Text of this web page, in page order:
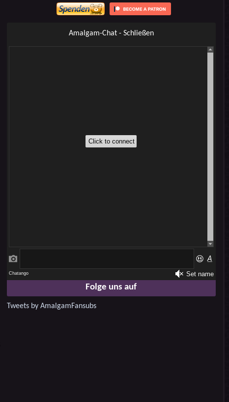
Amalgam-Chat - Schließen
Folge uns auf
Tweets by AmalgamFansubs